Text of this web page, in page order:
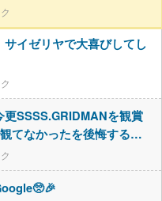
サイゼリヤで大喜びしてし
更SSSS.GRIDMANを観賞
てなかったを後悔する…